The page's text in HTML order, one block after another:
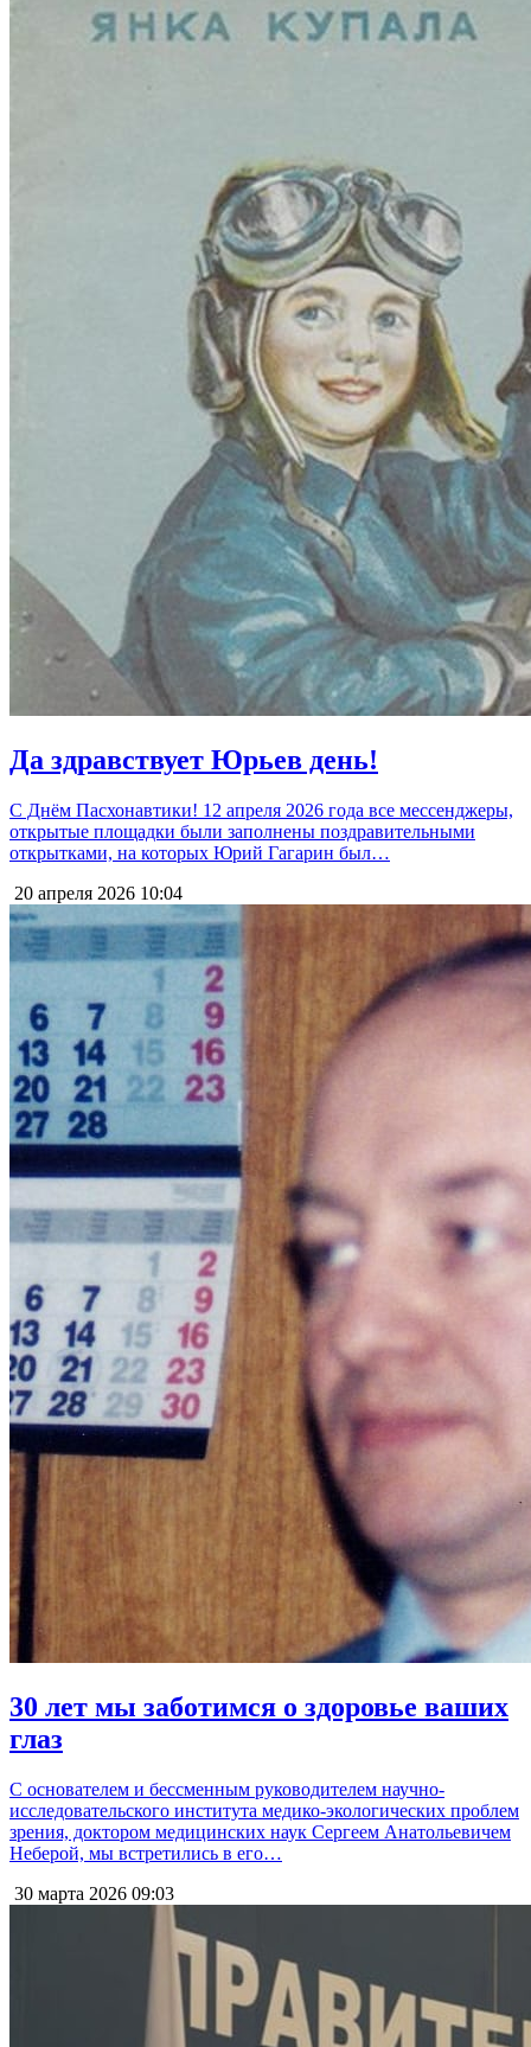
Да здравствует Юрьев день!
С Днём Пасхонавтики! 12 апреля 2026 года все мессенджеры,
открытые площадки были заполнены поздравительными
открытками, на которых Юрий Гагарин был…
20 апреля 2026 10:04
30 лет мы заботимся о здоровье ваших
глаз
С основателем и бессменным руководителем научно-
исследовательского института медико-экологических проблем
зрения, доктором медицинских наук Сергеем Анатольевичем
Неберой, мы встретились в его…
30 марта 2026 09:03